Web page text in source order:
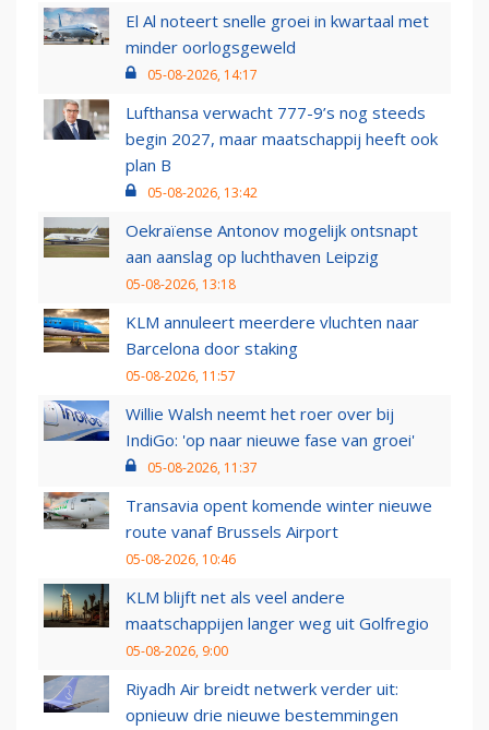
El Al noteert snelle groei in kwartaal met
minder oorlogsgeweld
05-08-2026, 14:17
Lufthansa verwacht 777-9’s nog steeds
begin 2027, maar maatschappij heeft ook
plan B
05-08-2026, 13:42
Oekraïense Antonov mogelijk ontsnapt
aan aanslag op luchthaven Leipzig
05-08-2026, 13:18
KLM annuleert meerdere vluchten naar
Barcelona door staking
05-08-2026, 11:57
Willie Walsh neemt het roer over bij
IndiGo: 'op naar nieuwe fase van groei'
05-08-2026, 11:37
Transavia opent komende winter nieuwe
route vanaf Brussels Airport
05-08-2026, 10:46
KLM blijft net als veel andere
maatschappijen langer weg uit Golfregio
05-08-2026, 9:00
Riyadh Air breidt netwerk verder uit:
opnieuw drie nieuwe bestemmingen